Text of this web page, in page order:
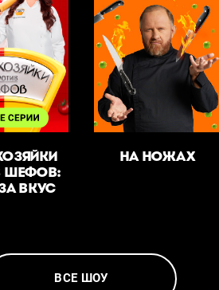
ШЕФОВ:
ВКУС
НА НОЖАХ
ВСЕ ШОУ